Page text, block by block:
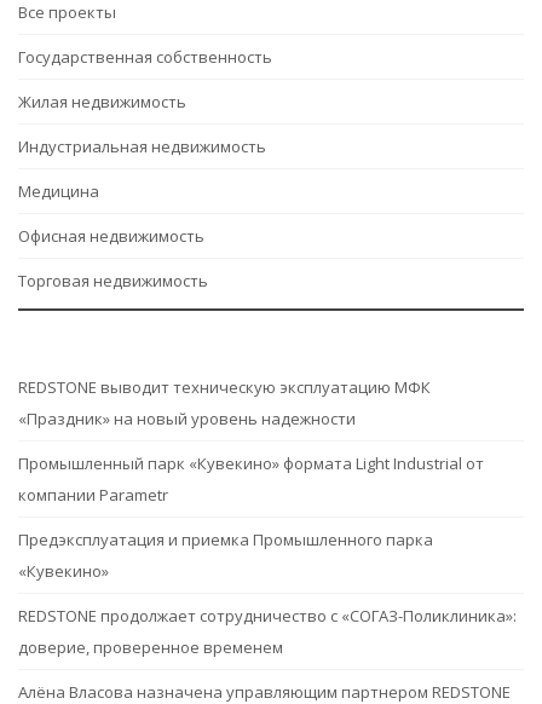
Все проекты
Государственная собственность
Жилая недвижимость
Индустриальная недвижимость
Медицина
Офисная недвижимость
Торговая недвижимость
REDSTONE выводит техническую эксплуатацию МФК
«Праздник» на новый уровень надежности
Промышленный парк «Кувекино» формата Light Industrial от
компании Parametr
Предэксплуатация и приемка Промышленного парка
«Кувекино»
REDSTONE продолжает сотрудничество с «СОГАЗ-Поликлиника»:
доверие, проверенное временем
Алёна Власова назначена управляющим партнером REDSTONE